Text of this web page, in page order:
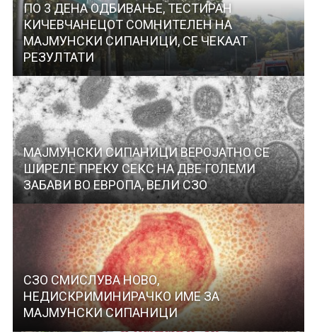
ПО 3 ДЕНА ОДБИВАЊЕ, ТЕСТИРАН
КИЧЕВЧАНЕЦОТ СОМНИТЕЛEН НА
МАЈМУНСКИ СИПАНИЦИ, СЕ ЧЕКААТ
РЕЗУЛТАТИ
МАЈМУНСКИ СИПАНИЦИ ВЕРОЈАТНО СЕ
ШИРЕЛЕ ПРЕКУ СЕКС НА ДВЕ ГОЛЕМИ
ЗАБАВИ ВО ЕВРОПА, ВЕЛИ СЗО
СЗО СМИСЛУВА НОВО,
НЕДИСКРИМИНИРАЧКО ИМЕ ЗА
МАЈМУНСКИ СИПАНИЦИ